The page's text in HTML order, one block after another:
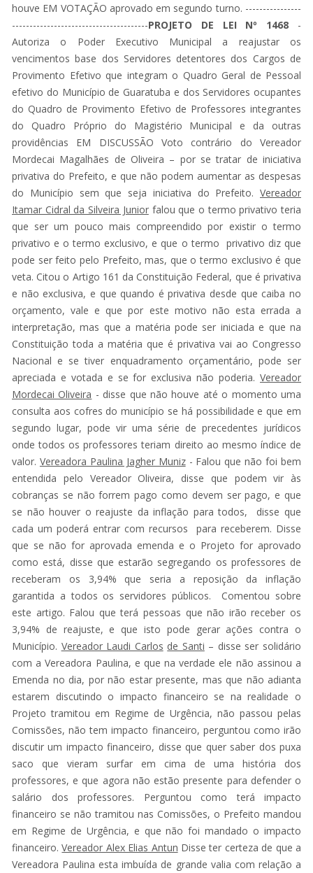
houve EM VOTAÇÃO aprovado em segundo turno. ----------------
---------------------------------------PROJETO DE LEI Nº 1468 -
Autoriza o Poder Executivo Municipal a reajustar os
vencimentos base dos Servidores detentores dos Cargos de
Provimento Efetivo que integram o Quadro Geral de Pessoal
efetivo do Município de Guaratuba e dos Servidores ocupantes
do Quadro de Provimento Efetivo de Professores integrantes
do Quadro Próprio do Magistério Municipal e da outras
providências EM DISCUSSÃO Voto contrário do Vereador
Mordecai Magalhães de Oliveira – por se tratar de iniciativa
privativa do Prefeito, e que não podem aumentar as despesas
do Município sem que seja iniciativa do Prefeito. Vereador
Itamar Cidral da Silveira Juniorfalou que o termo privativo teria
que ser um pouco mais compreendido por existir o termo
privativo e o termo exclusivo, e que o termo privativo diz que
pode ser feito pelo Prefeito, mas, que o termo exclusivo é que
veta. Citou o Artigo 161 da Constituição Federal, que é privativa
e não exclusiva, e que quando é privativa desde que caiba no
orçamento, vale e que por este motivo não esta errada a
interpretação, mas que a matéria pode ser iniciada e que na
Constituição toda a matéria que é privativa vai ao Congresso
Nacional e se tiver enquadramento orçamentário, pode ser
apreciada e votada e se for exclusiva não poderia. Vereador
Mordecai Oliveira - disse que não houve até o momento uma
consulta aos cofres do município se há possibilidade e que em
segundo lugar, pode vir uma série de precedentes jurídicos
onde todos os professores teriam direito ao mesmo índice de
valor. Vereadora Paulina Jagher Muniz- Falou que não foi bem
entendida pelo Vereador Oliveira, disse que podem vir às
cobranças se não forrem pago como devem ser pago, e que
se não houver o reajuste da inflação para todos, disse que
cada um poderá entrar com recursos para receberem. Disse
que se não for aprovada emenda e o Projeto for aprovado
como está, disse que estarão segregando os professores de
receberam os 3,94% que seria a reposição da inflação
garantida a todos os servidores públicos. Comentou sobre
este artigo. Falou que terá pessoas que não irão receber os
3,94% de reajuste, e que isto pode gerar ações contra o
Município. Vereador Laudi Carlos de Santi – disse ser solidário
com a Vereadora Paulina, e que na verdade ele não assinou a
Emenda no dia, por não estar presente, mas que não adianta
estarem discutindo o impacto financeiro se na realidade o
Projeto tramitou em Regime de Urgência, não passou pelas
Comissões, não tem impacto financeiro, perguntou como irão
discutir um impacto financeiro, disse que quer saber dos puxa
saco que vieram surfar em cima de uma história dos
professores, e que agora não estão presente para defender o
salário dos professores. Perguntou como terá impacto
financeiro se não tramitou nas Comissões, o Prefeito mandou
em Regime de Urgência, e que não foi mandado o impacto
financeiro.Vereador Alex Elias Antun Disse ter certeza de que a
Vereadora Paulina esta imbuída de grande valia com relação a